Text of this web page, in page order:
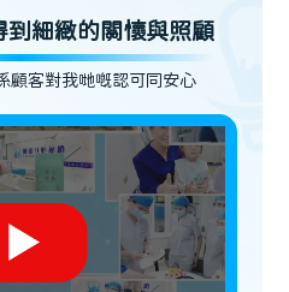
到細緻的關懷與照顧
顧客對我哋嘅認可同安心